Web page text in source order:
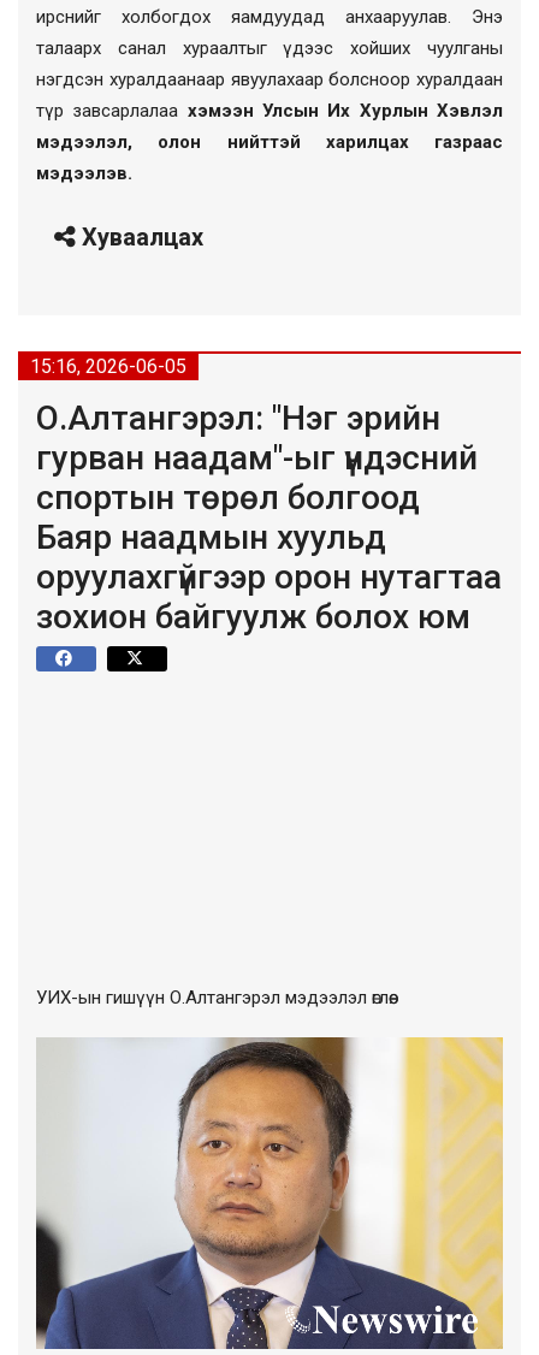
ирснийг холбогдох яамдуудад анхааруулав. Энэ
талаарх санал хураалтыг үдээс хойших чуулганы
нэгдсэн хуралдаанаар явуулахаар болсноор хуралдаан
түр завсарлалаа хэмээн Улсын Их Хурлын Хэвлэл
мэдээлэл, олон нийттэй харилцах газраас
мэдээлэв.
Хуваалцах
15:16, 2026-06-05
О.Алтангэрэл: "Нэг эрийн
гурван наадам"-ыг үндэсний
спортын төрөл болгоод
Баяр наадмын хуульд
оруулахгүйгээр орон нутагтаа
зохион байгуулж болох юм
УИХ-ын гишүүн О.Алтангэрэл мэдээлэл өглөө.